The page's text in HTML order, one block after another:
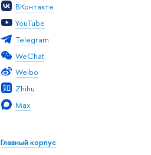
ВКонтакте
YouTube
Telegram
WeChat
Weibo
Zhihu
Max
Главный корпус